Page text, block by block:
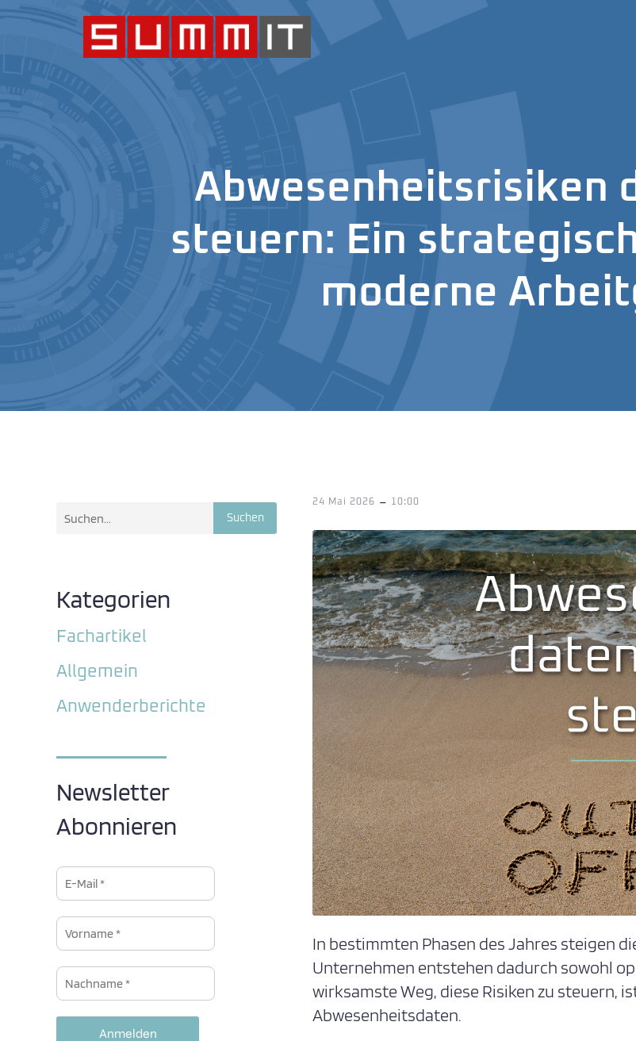
Abwesenheitsrisiken
steuern: Ein
moderne
Suchen
Kategorien
Fachartikel
Allgemein
Anwenderberichte
Newsletter
Abonnieren
24 Mai 2026 - 10:00
In bestimmten Phasen des Jahres steigen
Unternehmen entstehen dadurch sowohl
wirksamste Weg, diese Risiken zu steuern,
Abwesenheitsdaten.